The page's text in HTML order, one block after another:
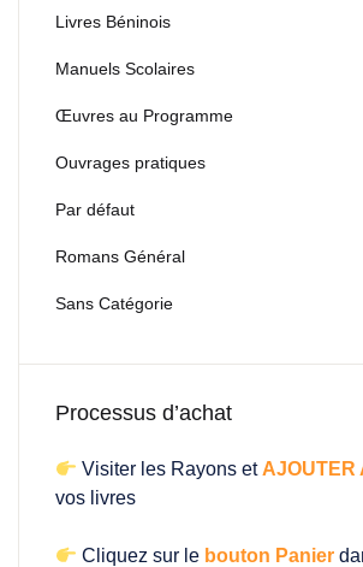
Livres Béninois
Manuels Scolaires
Œuvres au Programme
Ouvrages pratiques
Par défaut
Romans Général
Sans Catégorie
Processus d’achat
Visiter les Rayons et AJOUTER
vos livres
Cliquez sur le bouton Panier